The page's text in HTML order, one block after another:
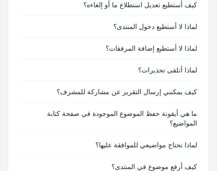
كيف أستطيع تعديل استطلاع ما أو إلغاءه؟
لماذا لا أستطيع دخول المنتدى؟
لماذا لا أستطيع إضافة المرفقات؟
لماذا أتلقى تحذيرات؟
كيف يمكنني إرسال التقرير عن مشاركة للمشرف؟
ما هي أيقونة حفظ الموضوع الموجودة في صفحة كتابة
المواضيع؟
لماذا تحتاج مواضيعي للموافقة عليها؟
كيف أرفع موضوع في المنتدى؟